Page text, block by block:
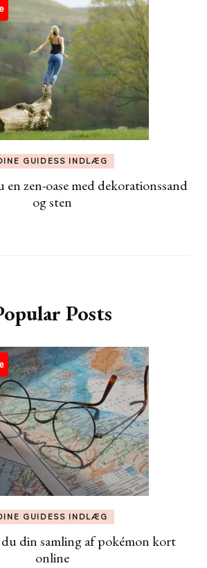
GUIDESS INDLÆG
en zen-oase med dekorationssand
og sten
Posts
GUIDESS INDLÆG
du din samling af pokémon kort
online